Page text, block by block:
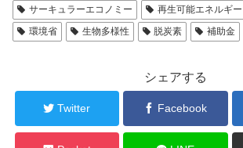
サーキュラーエコノミー
再生可能エネルギー
環境省
生物多様性 脱炭素 補助金
シェアする
Twitter Facebook